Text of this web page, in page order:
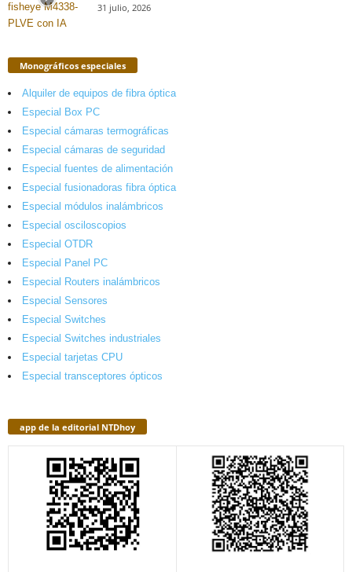
31 julio, 2026
Monográficos especiales
Alquiler de equipos de fibra óptica
Especial Box PC
Especial cámaras termográficas
Especial cámaras de seguridad
Especial fuentes de alimentación
Especial fusionadoras fibra óptica
Especial módulos inalámbricos
Especial osciloscopios
Especial OTDR
Especial Panel PC
Especial Routers inalámbricos
Especial Sensores
Especial Switches
Especial Switches industriales
Especial tarjetas CPU
Especial transceptores ópticos
app de la editorial NTDhoy